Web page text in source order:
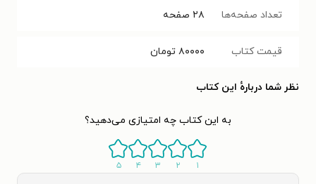
تعداد صفحه‌ها ۲۸ صفحه
قیمت کتاب ۸۰۰۰۰ تومان
نظر شما دربارهٔ این کتاب
به این کتاب چه امتیازی می‌دهید؟
۱ ۲ ۳ ۴ ۵